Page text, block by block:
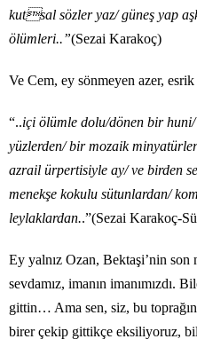
kutsal sözler yaz/ güneş yap
ölümleri..”(Sezai Karakoç)
Ve Cem, ey sönmeyen azer, esrik
“..içi ölümle dolu/dönen bir
yüzlerden/ bir mozaik
azrail ürpertisiyle ay/ ve birden
menekşe kokulu sütunlardan/
leylaklardan..”(Sezai Karakoç-
Ey yalnız Ozan, Bektaşi’nin
sevdamız, imanın imanımızdı.
gittin… Ama sen, siz, bu
birer çekip gittikçe eksiliyoruz,